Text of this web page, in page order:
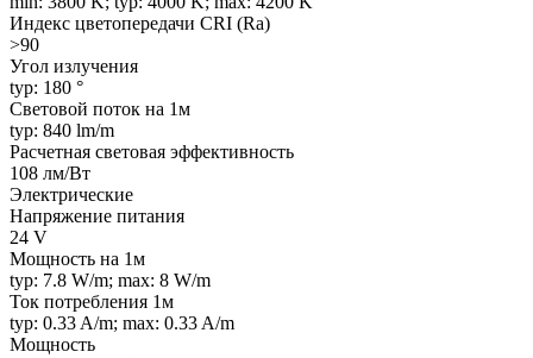
Индекс цветопередачи CRI (Ra)
>90
Угол излучения
typ: 180 °
Световой поток на 1м
typ: 840 lm/m
Расчетная световая эффективность
108 лм/Вт
Электрические
Напряжение питания
24 V
Мощность на 1м
typ: 7.8 W/m; max: 8 W/m
Ток потребления 1м
typ: 0.33 A/m; max: 0.33 A/m
Мощность